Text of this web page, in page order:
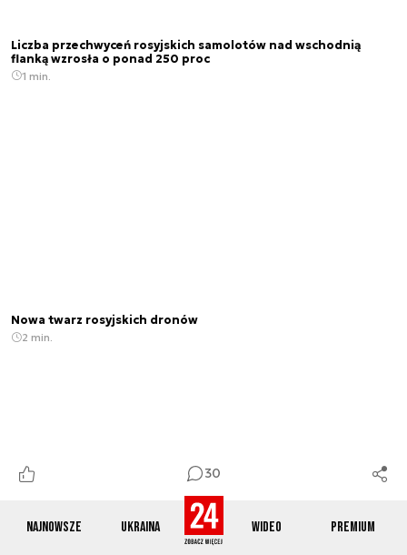
Najnowsze Ukraina Wideo Premium
30
Liczba przechwyceń rosyjskich samolotów nad wschodnią
flanką wzrosła o ponad 250 proc
1 min.
Nowa twarz rosyjskich dronów
2 min.